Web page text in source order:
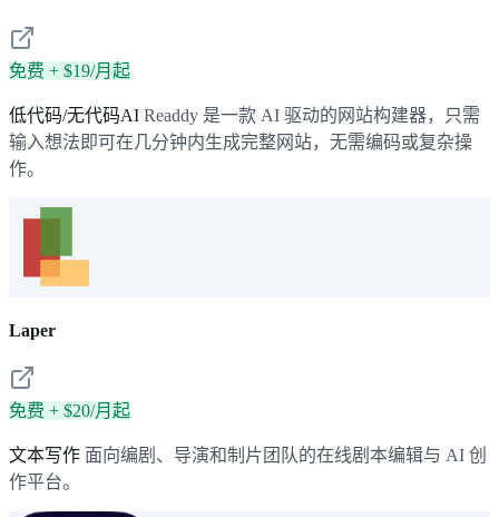
免费 + $19/月起
低代码/无代码AI Readdy 是一款 AI 驱动的网站构建器，只需
输入想法即可在几分钟内生成完整网站，无需编码或复杂操
作。
Laper
免费 + $20/月起
文本写作 面向编剧、导演和制片团队的在线剧本编辑与 AI 创
作平台。